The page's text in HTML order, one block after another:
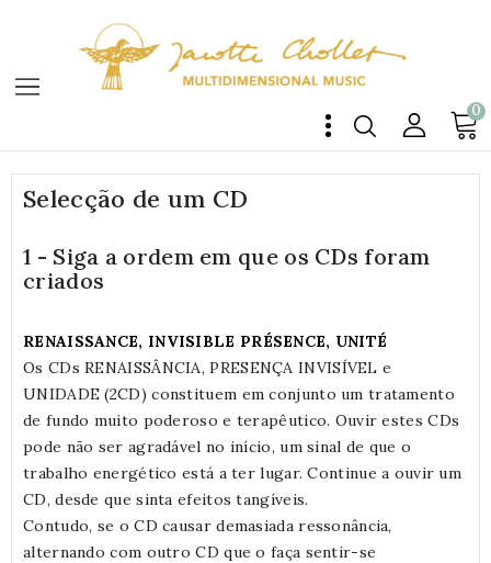
0
Selecção de um CD
1 - Siga a ordem em que os CDs foram
criados
RENAISSANCE, INVISIBLE PRÉSENCE, UNITÉ
Os CDs RENAISSÂNCIA, PRESENÇA INVISÍVEL e
UNIDADE (2CD) constituem em conjunto um tratamento
de fundo muito poderoso e terapêutico. Ouvir estes CDs
pode não ser agradável no início, um sinal de que o
trabalho energético está a ter lugar. Continue a ouvir um
CD, desde que sinta efeitos tangíveis.
Contudo, se o CD causar demasiada ressonância,
alternando com outro CD que o faça sentir-se